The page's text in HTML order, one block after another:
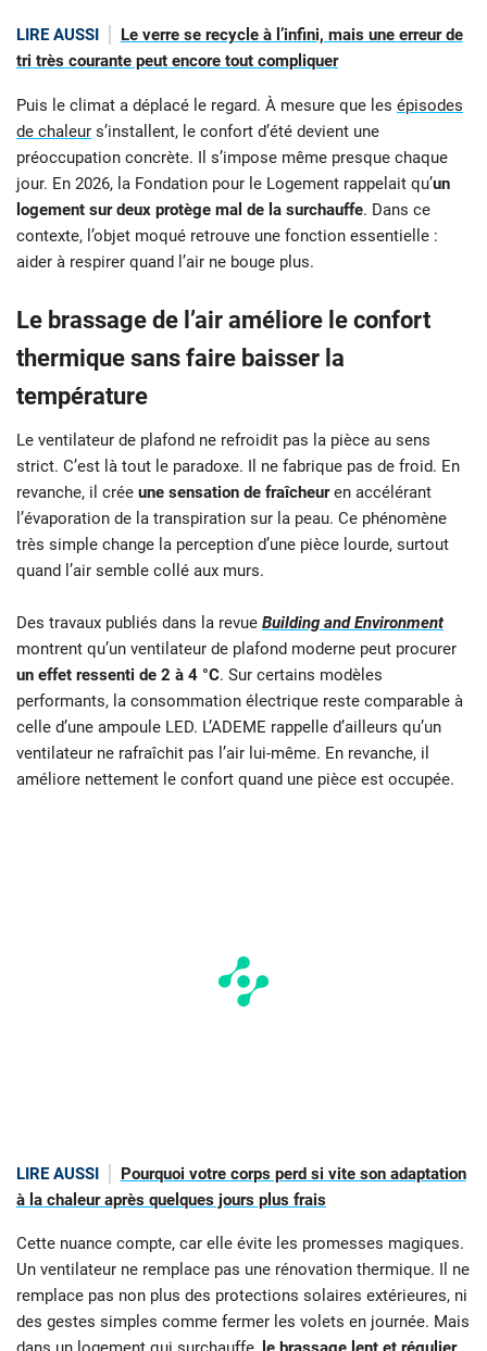
LIRE AUSSI
Le verre se recycle à l’infini, mais une erreur de
tri très courante peut encore tout compliquer
Puis le climat a déplacé le regard. À mesure que les épisodes
de chaleur s’installent, le confort d’été devient une
préoccupation concrète. Il s’impose même presque chaque
jour. En 2026, la Fondation pour le Logement rappelait qu’un
logement sur deux protège mal de la surchauffe. Dans ce
contexte, l’objet moqué retrouve une fonction essentielle :
aider à respirer quand l’air ne bouge plus.
Le brassage de l’air améliore le confort
thermique sans faire baisser la
température
Le ventilateur de plafond ne refroidit pas la pièce au sens
strict. C’est là tout le paradoxe. Il ne fabrique pas de froid. En
revanche, il crée une sensation de fraîcheuren accélérant
l’évaporation de la transpiration sur la peau. Ce phénomène
très simple change la perception d’une pièce lourde, surtout
quand l’air semble collé aux murs.
Des travaux publiés dans la revue Building and Environment
montrent qu’un ventilateur de plafond moderne peut procurer
un effet ressenti de 2 à 4 °C. Sur certains modèles
performants, la consommation électrique reste comparable à
celle d’une ampoule LED. L’ADEME rappelle d’ailleurs qu’un
ventilateur ne rafraîchit pas l’air lui-même. En revanche, il
améliore nettement le confort quand une pièce est occupée.
LIRE AUSSI
Pourquoi votre corps perd si vite son adaptation
à la chaleur après quelques jours plus frais
Cette nuance compte, car elle évite les promesses magiques.
Un ventilateur ne remplace pas une rénovation thermique. Il ne
remplace pas non plus des protections solaires extérieures, ni
des gestes simples comme fermer les volets en journée. Mais